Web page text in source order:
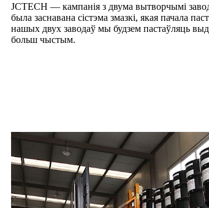
JCTECH — кампанія з двума вытворчымі
была заснавана сістэма змазкі, якая пачала
нашых двух заводаў мы будзем пастаўляць
больш чыстым.